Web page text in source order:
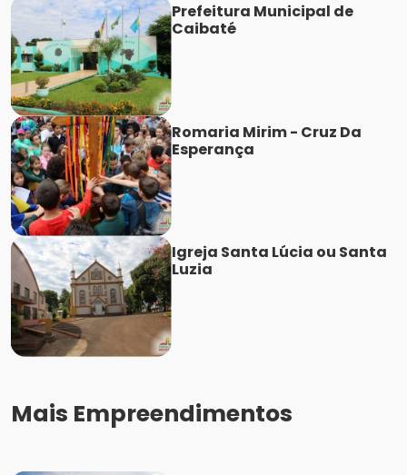
Prefeitura Municipal de
Caibaté
Romaria Mirim - Cruz Da
Esperança
Igreja Santa Lúcia ou Santa
Luzia
Mais Empreendimentos